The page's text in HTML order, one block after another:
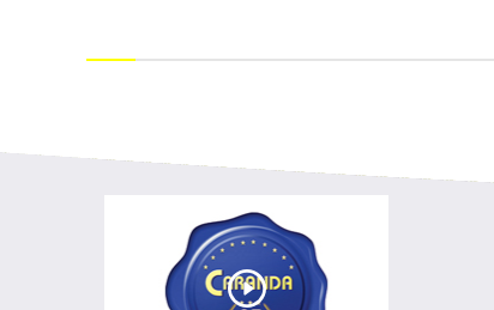
Accesorii Baterii
Fotovoltaice